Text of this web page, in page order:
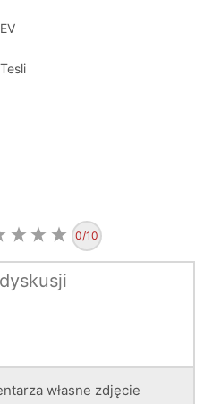
0/10
własne zdjęcie